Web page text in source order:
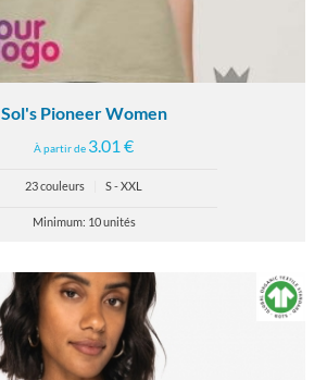
Sol's Pioneer Women
À partir de 3.01 €
23 couleurs S - XXL
Minimum: 10 unités